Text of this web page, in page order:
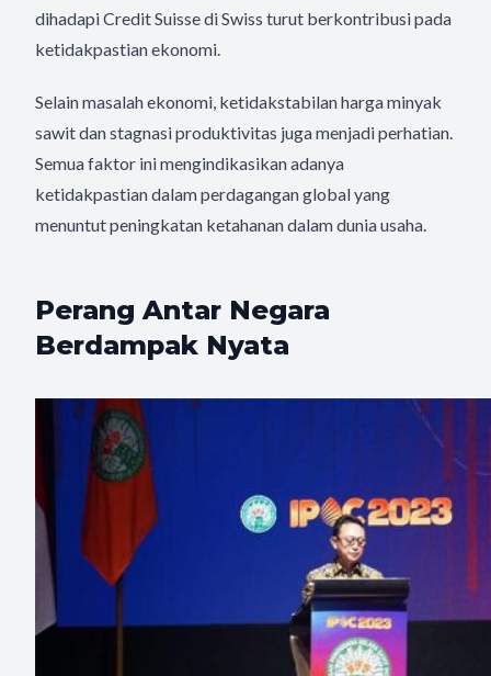
dihadapi Credit Suisse di Swiss turut berkontribusi pada
ketidakpastian ekonomi.
Selain masalah ekonomi, ketidakstabilan harga minyak
sawit dan stagnasi produktivitas juga menjadi perhatian.
Semua faktor ini mengindikasikan adanya
ketidakpastian dalam perdagangan global yang
menuntut peningkatan ketahanan dalam dunia usaha.
Perang Antar Negara
Berdampak Nyata